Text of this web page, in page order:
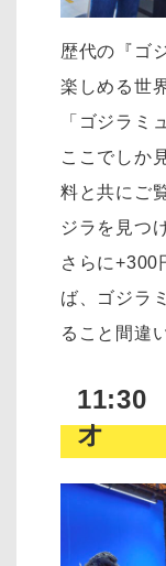
歴代の『ゴ
楽しめる世
「ゴジラミ
ここでしか
料と共にご
ジラを見つ
さらに+300
ば、ゴジラ
ること間違
11:30
オ